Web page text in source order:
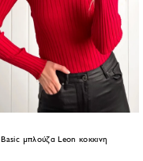
Basic μπλούζα Leon κοκκινη